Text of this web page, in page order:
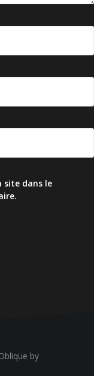
site dans le
by